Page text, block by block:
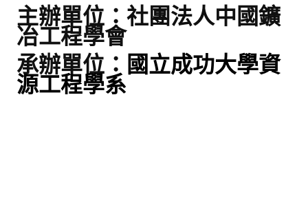
主辦單位：社團法人中國鑛
冶工程學會
承辦單位： 國立成功大學資
源工程學系